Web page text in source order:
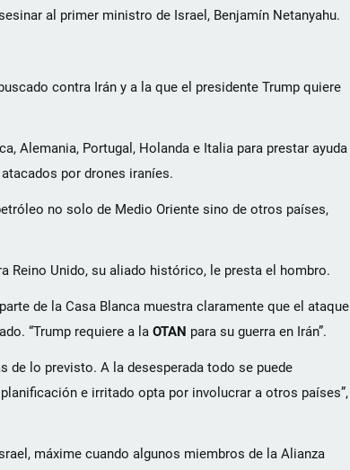
al primer ministro de Israel, Benjamín Netanyahu.
contra Irán y a la que el presidente Trump quiere
Alemania, Portugal, Holanda e Italia para prestar ayuda
por drones iraníes.
no solo de Medio Oriente sino de otros países,
Reino Unido, su aliado histórico, le presta el hombro.
de la Casa Blanca muestra claramente que el ataque
“Trump requiere a la OTAN para su guerra en Irán”.
de lo previsto. A la desesperada todo se puede
e irritado opta por involucrar a otros países”,
máxime cuando algunos miembros de la Alianza